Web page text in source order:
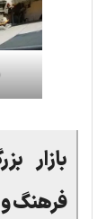
بازار
فرهنگ